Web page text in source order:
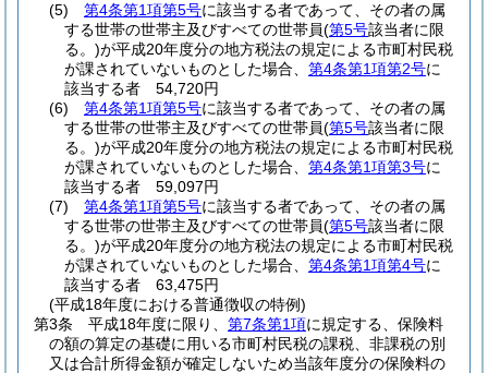
(5)
第4条第1項第5号に該当する者であって、その者の属
する世帯の世帯主及びすべての世帯員(第5号該当者に限
る。)が平成20年度分の地方税法の規定による市町村民税
が課されていないものとした場合、 第4条第1項第2号に
該当する者 54,720円
(6)
第4条第1項第5号に該当する者であって、その者の属
する世帯の世帯主及びすべての世帯員(第5号該当者に限
る。)が平成20年度分の地方税法の規定による市町村民税
が課されていないものとした場合、 第4条第1項第3号に
該当する者 59,097円
(7)
第4条第1項第5号に該当する者であって、その者の属
する世帯の世帯主及びすべての世帯員(第5号該当者に限
る。)が平成20年度分の地方税法の規定による市町村民税
が課されていないものとした場合、 第4条第1項第4号に
該当する者 63,475円
(平成18年度における普通徴収の特例)
第3条
平成18年度に限り、 第7条第1項に規定する、保険料
の額の算定の基礎に用いる市町村民税の課税、非課税の別
又は合計所得金額が確定しないため当該年度分の保険料の